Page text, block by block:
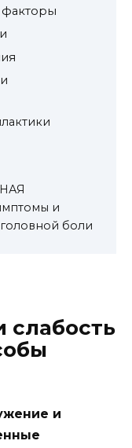
и
боли
слабость
и